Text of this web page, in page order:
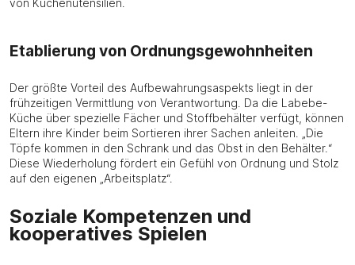
von Küchenutensilien.
Etablierung von Ordnungsgewohnheiten
Der größte Vorteil des Aufbewahrungsaspekts liegt in der
frühzeitigen Vermittlung von Verantwortung. Da die Labebe-
Küche über spezielle Fächer und Stoffbehälter verfügt, können
Eltern ihre Kinder beim Sortieren ihrer Sachen anleiten. „Die
Töpfe kommen in den Schrank und das Obst in den Behälter.“
Diese Wiederholung fördert ein Gefühl von Ordnung und Stolz
auf den eigenen „Arbeitsplatz“.
Soziale Kompetenzen und
kooperatives Spielen